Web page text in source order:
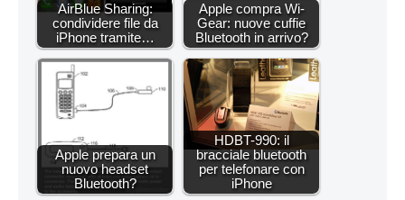
AirBlue Sharing:
condividere file da
iPhone tramite…
Apple compra Wi-
Gear: nuove cuffie
Bluetooth in arrivo?
Apple prepara un
nuovo headset
Bluetooth?
HDBT-990: il
bracciale bluetooth
per telefonare con
iPhone